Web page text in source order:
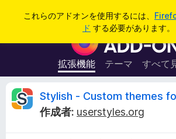
これらのアドオンを使用するには、
ド する必要があります。
F
i
r
e
f
x
拡張機能 テーマ すべて
S
Stylish - Custom themes
作成者: userstyles.org